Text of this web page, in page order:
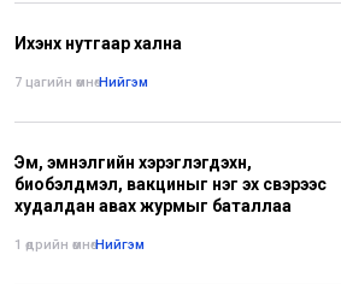
Ихэнх нутгаар хална
7 цагийн өмнө•Нийгэм
Эм, эмнэлгийн хэрэглэгдэхүүн,
биобэлдмэл, вакциныг нэг эх үүсвэрээс
худалдан авах журмыг баталлаа
1 өдрийн өмнө•Нийгэм